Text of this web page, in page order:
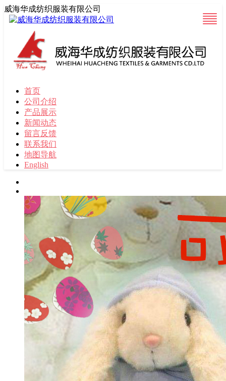
威海华成纺织服装有限公司
首页
公司介绍
产品展示
新闻动态
留言反馈
联系我们
地图导航
English